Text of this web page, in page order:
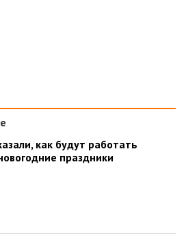
как будут работать
праздники